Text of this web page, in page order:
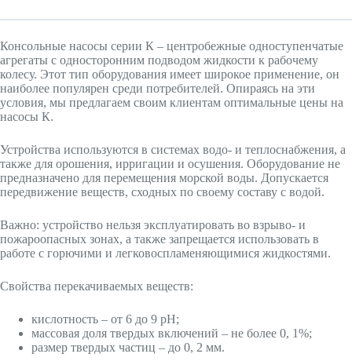
Консольные насосы серии К – центробежные одноступенчатые
агрегаты с односторонним подводом жидкости к рабочему
колесу. Этот тип оборудования имеет широкое применение, он
наиболее популярен среди потребителей. Опираясь на эти
условия, мы предлагаем своим клиентам оптимальные цены на
насосы К.
Устройства используются в системах водо- и теплоснабжения, а
также для орошения, ирригации и осушения. Оборудование не
предназначено для перемещения морской воды. Допускается
передвижение веществ, сходных по своему составу с водой.
Важно: устройство нельзя эксплуатировать во взрыво- и
пожароопасных зонах, а также запрещается использовать в
работе с горючими и легковоспламеняющимися жидкостями.
Свойства перекачиваемых веществ:
кислотность – от 6 до 9 рН;
массовая доля твердых включений – не более 0, 1%;
размер твердых частиц – до 0, 2 мм.